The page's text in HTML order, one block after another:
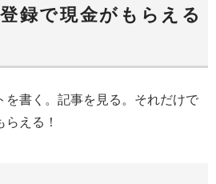
録で現金がもらえる
を書く。記事を見る。それだけで
える！